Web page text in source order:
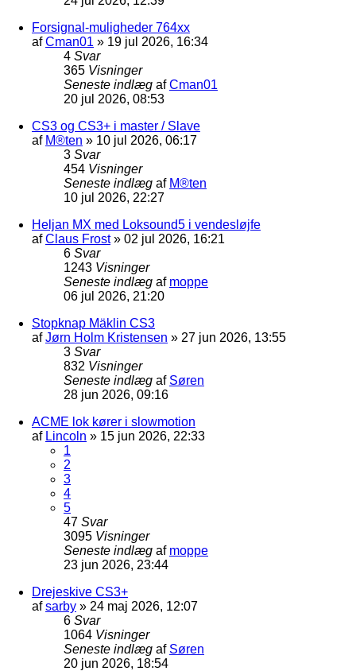
Forsignal-muligheder 764xx
afCman01 » 19 jul 2026, 16:34
4 Svar
365 Visninger
Seneste indlæg afCman01
20 jul 2026, 08:53
CS3 og CS3+ i master / Slave
af M®ten » 10 jul 2026, 06:17
3 Svar
454 Visninger
Seneste indlæg af M®ten
10 jul 2026, 22:27
Heljan MX med Loksound5 i vendesløjfe
afClaus Frost» 02 jul 2026, 16:21
6 Svar
1243 Visninger
Seneste indlæg af moppe
06 jul 2026, 21:20
Stopknap Mäklin CS3
afJørn Holm Kristensen » 27 jun 2026, 13:55
3 Svar
832 Visninger
Seneste indlæg af Søren
28 jun 2026, 09:16
ACME lok kører i slowmotion
af Lincoln » 15 jun 2026, 22:33
1
2
3
4
5
47 Svar
3095 Visninger
Seneste indlæg af moppe
23 jun 2026, 23:44
Drejeskive CS3+
afsarby » 24 maj 2026, 12:07
6 Svar
1064 Visninger
Seneste indlæg af Søren
20 jun 2026, 18:54